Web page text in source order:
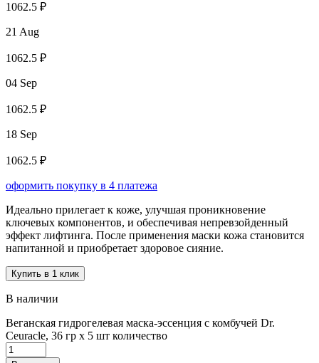
1062.5 ₽
21 Aug
1062.5 ₽
04 Sep
1062.5 ₽
18 Sep
1062.5 ₽
оформить покупку в 4 платежа
Идеально прилегает к коже, улучшая проникновение
ключевых компонентов, и обеспечивая непревзойденный
эффект лифтинга. После применения маски кожа становится
напитанной и приобретает здоровое сияние.
Купить в 1 клик
В наличии
Веганская гидрогелевая маска-эссенция с комбучей Dr.
Ceuracle, 36 гр х 5 шт количество